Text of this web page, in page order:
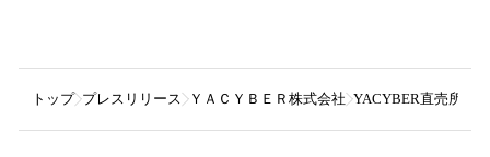
トップ プレスリリース ＹＡＣＹＢＥＲ株式会社 YACYBER直売所が